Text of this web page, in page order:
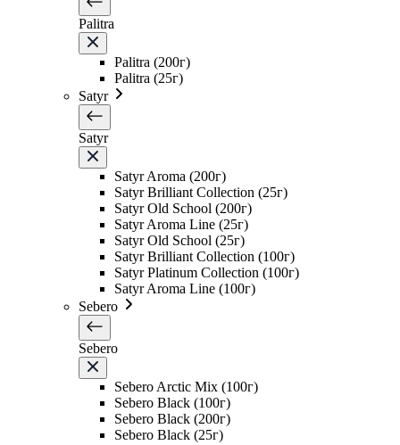
Palitra
Palitra (200г)
Palitra (25г)
Satyr
Satyr
Satyr Aroma (200г)
Satyr Brilliant Collection (25г)
Satyr Old School (200г)
Satyr Aroma Line (25г)
Satyr Old School (25г)
Satyr Brilliant Collection (100г)
Satyr Platinum Collection (100г)
Satyr Aroma Line (100г)
Sebero
Sebero
Sebero Arctic Mix (100г)
Sebero Black (100г)
Sebero Black (200г)
Sebero Black (25г)